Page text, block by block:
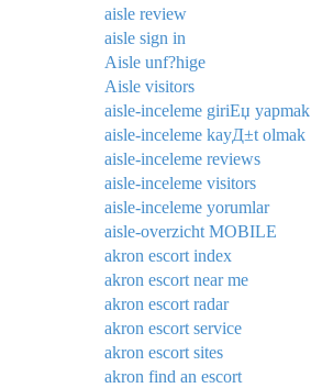
aisle review
aisle sign in
Aisle unf?hige
Aisle visitors
aisle-inceleme giriЕџ yapmak
aisle-inceleme kayД±t olmak
aisle-inceleme reviews
aisle-inceleme visitors
aisle-inceleme yorumlar
aisle-overzicht MOBILE
akron escort index
akron escort near me
akron escort radar
akron escort service
akron escort sites
akron find an escort